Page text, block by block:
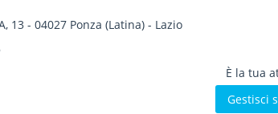
13- 04027 Ponza (Latina) - Lazio
È la tua
Gestisci